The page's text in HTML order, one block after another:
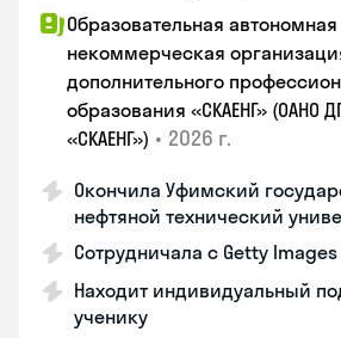
Образовательная автономная
некоммерческая
дополнительного
образования «СКАЕНГ» (ОАНО
«СКАЕНГ») • 2026 г.
Окончила Уфимский
нефтяной технический
Сотрудничала с Getty
Находит индивидуальный
ученику